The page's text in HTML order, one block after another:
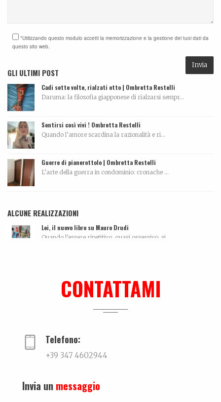
*Utilizzando questo modulo accetti la memorizzazione e la gestione dei tuoi dati da
questo sito web.
GLI ULTIMI POST
Cadi sette volte, rialzati otto | Ombretta Restelli
Daruma: la filosofia giapponese di rialzarsi sempr...
Sentirsi così vivi ! Ombretta Restelli
Quando l’amore scardina la razionalità e ri...
Guerre di pianerottolo | Ombretta Restelli
L’arte della guerra in condominio: cronache ...
ALCUNE REALIZZAZIONI
Lei, il nuovo libro su Mauro Drudi
Quando l’essere ripetitivo, quasi ossessivo, si...
CONTATTAMI
Telefono:
+39 347 4602944
Invia un messaggio